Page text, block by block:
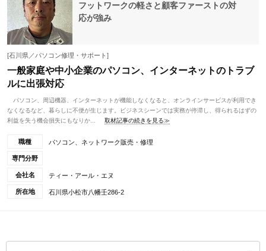
フットワークの軽さと顧客ファーストの対
応が強み
[石川県／パソコン修理・サポート]
一般家庭や中小企業のパソコン、インターネットのトラブ
ルに出張対応
パソコン、周辺機器、インターネットが機能しなくなると、オンラインサービスが利用でき
なくなるなど、暮らしに不便が生じます。ビジネスシーンでは実務が停滞し、得られるはずの
利益を失う機会損失にもなりか...
取材記事の続きを見る≫
職種 パソコン、ネットワーク販売・修理
専門分野
会社名 ティー・アール・エヌ
所在地 石川県小松市八幡壬286-2